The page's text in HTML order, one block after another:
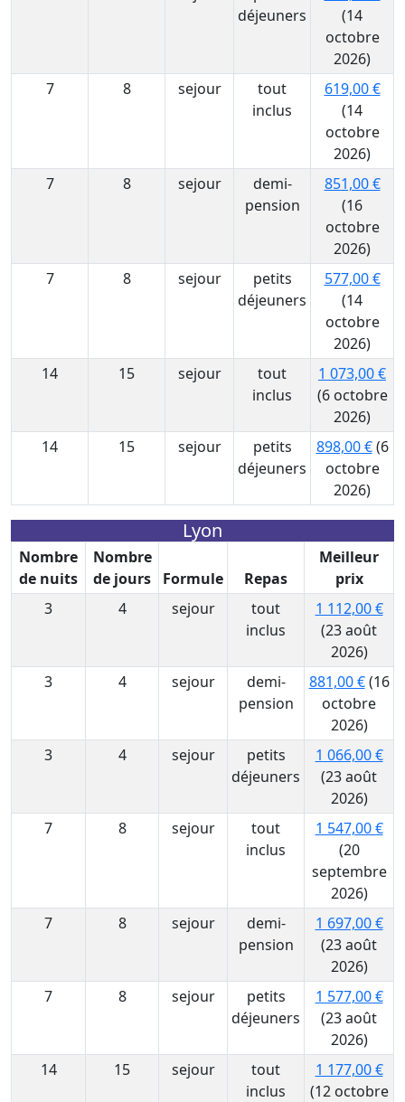
déjeuners
(14
octobre
2026)
7
8 sejour
tout
inclus
619,00 €
(14
octobre
2026)
7
8 sejour
demi-
pension
851,00 €
(16
octobre
2026)
7
8 sejour
petits
déjeuners
577,00 €
(14
octobre
2026)
14
15 sejour
tout
inclus
1 073,00 €
(6 octobre
2026)
14
15 sejour
petits
déjeuners
898,00 €(6
octobre
2026)
Lyon
Nombre
de nuits
Nombre
de jours
Formule Repas
Meilleur
prix
3
4 sejour
tout
inclus
1 112,00 €
(23 août
2026)
3
4 sejour
demi-
pension
881,00 €(16
octobre
2026)
3
4 sejour
petits
déjeuners
1 066,00 €
(23 août
2026)
7
8 sejour
tout
inclus
1 547,00 €
(20
septembre
2026)
7
8 sejour
demi-
pension
1 697,00 €
(23 août
2026)
7
8 sejour
petits
déjeuners
1 577,00 €
(23 août
2026)
14
15 sejour
tout
inclus
1 177,00 €
(12 octobre